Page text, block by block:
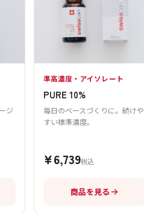
ジ
準高濃度・アイソレート
PURE 10%
毎日のベースづくりに。続けや
すい標準濃度。
¥6,739税込
商品を見る